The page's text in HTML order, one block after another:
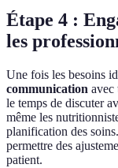
Étape 4 :
les
Une fois les besoins
communication avec
le temps de discuter
même les
planification des
permettre des
patient.